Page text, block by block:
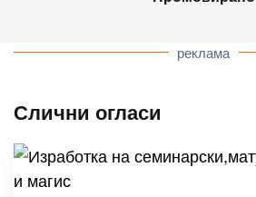
реклама
Слични огласи